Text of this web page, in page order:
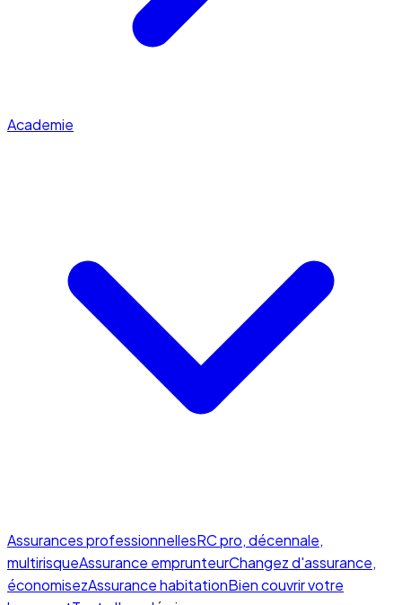
Academie
Assurances professionnellesRC pro, décennale,
multirisqueAssurance emprunteurChangez d'assurance,
économisezAssurance habitationBien couvrir votre